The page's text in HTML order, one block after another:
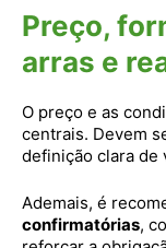
Preço,
arras e
O preço e as
centrais. Devem
definição clara de
Ademais, é
confirmatórias,